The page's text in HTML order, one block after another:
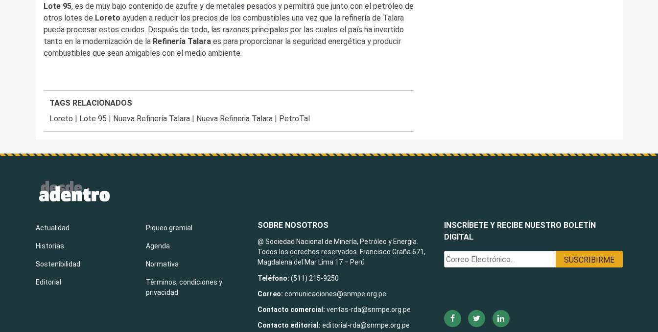
Lote 95, es de muy bajo contenido de azufre y de metales pesados y permitirá que junto con el petróleo de
otros lotes de Loreto ayuden a reducir los precios de los combustibles una vez que la refinería de Talara
pueda procesar estos crudos. Después de todo, las razones principales por las cuales el país ha invertido
tanto en la modernización de la Refinería Talaraes para proporcionar la seguridad energética y producir
combustibles que sean amigables con el medio ambiente.
TAGS RELACIONADOS
Loreto | Lote 95 | Nueva Refinería Talara | Nueva Refineria Talara | PetroTal
INSCRÍBETE Y RECIBE NUESTRO BOLETÍN
DIGITAL
Actualidad
Historias
Sostenibilidad
Editorial
Piqueo gremial
Agenda
Normativa
Términos, condiciones y
privacidad
SOBRE NOSOTROS
@ Sociedad Nacional de Minería, Petróleo y Energía.
Todos los derechos reservados. Francisco Graña 671,
Magdalena del Mar Lima 17 – Perú
Teléfono: (511) 215-9250
Correo:comunicaciones@snmpe.org.pe
Contacto comercial: ventas-rda@snmpe.org.pe
Contacto editorial: editorial-rda@snmpe.org.pe